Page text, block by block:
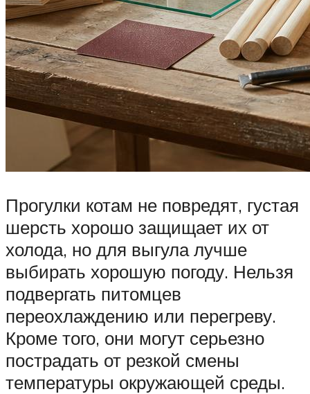
Прогулки котам не повредят, густая
шерсть хорошо защищает их от
холода, но для выгула лучше
выбирать хорошую погоду. Нельзя
подвергать питомцев
переохлаждению или перегреву.
Кроме того, они могут серьезно
пострадать от резкой смены
температуры окружающей среды.